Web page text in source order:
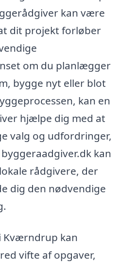
kan være
dit projekt forløber
om du planlægger
bygge nyt eller blot
kan en
hjælpe dig med at
valg og udfordringer,
kan
rådgivere, der
dig den nødvendige
Kværndrup kan
vifte af opgaver,